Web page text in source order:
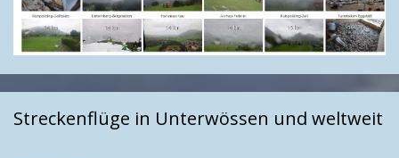
Streckenflüge in Unterwössen und weltweit